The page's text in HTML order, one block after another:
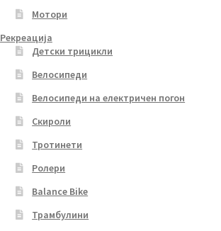
Мотори
Рекреација
Детски трицикли
Велосипеди
Велосипеди на електричен погон
Скироли
Тротинети
Ролери
Balance Bike
Трамбулини